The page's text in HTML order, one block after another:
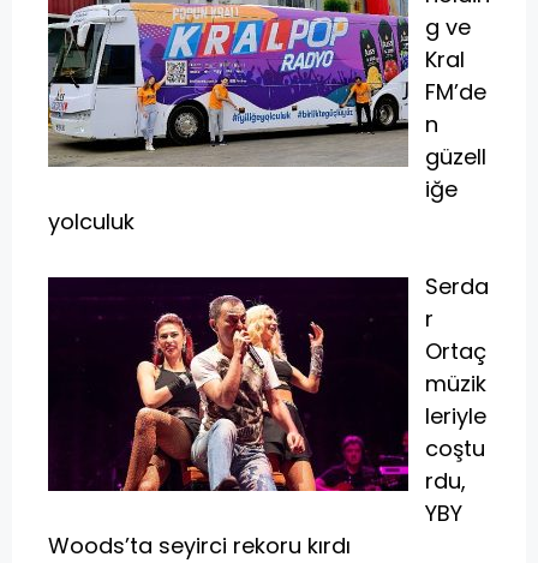
g ve
Kral
FM’de
n
güzell
iğe
yolculuk
Serda
r
Ortaç
müzik
leriyle
coştu
rdu,
YBY
Woods’ta seyirci rekoru kırdı